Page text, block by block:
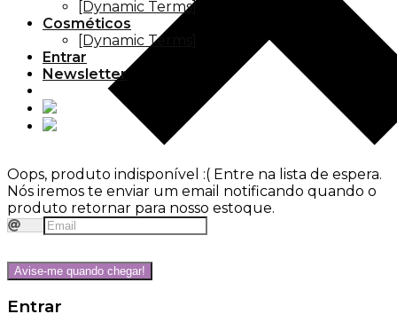
[Dynamic Terms]
Cosméticos
[Dynamic Terms]
Entrar
Newsletter
Oops, produto indisponível :( Entre na lista de espera.
Nós iremos te enviar um email notificando quando o
produto retornar para nosso estoque.
Avise-me quando chegar!
Entrar